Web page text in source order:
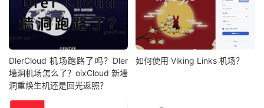
DlerCloud 机场跑路了吗？Dler
墙洞机场怎么了？oixCloud 新墙
洞重焕生机还是回光返照？
如何使用 Viking Links 机场？